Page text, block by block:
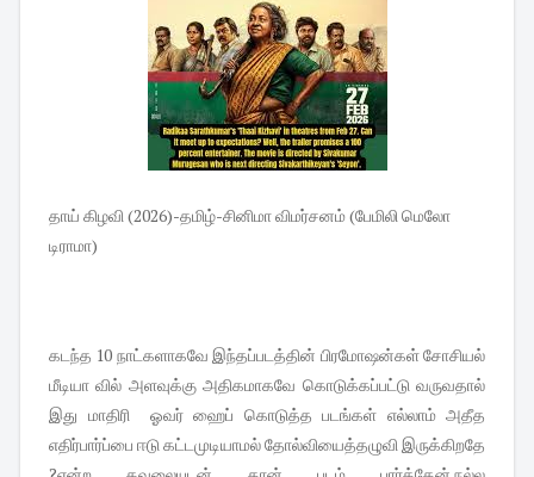
தாய் கிழவி (2026)-தமிழ்-சினிமா விமர்சனம் (பேமிலி மெலோ
டிராமா)
கடந்த 10 நாட்களாகவே இந்தப்படத்தின் பிரமோஷன்கள் சோசியல்
மீடியா வில் அளவுக்கு அதிகமாகவே கொடுக்கப்பட்டு வருவதால்
இது மாதிரி ஓவர் ஹைப் கொடுத்த படங்கள் எல்லாம் அதீத
எதிர்பார்ப்பை ஈடு கட்டமுடியாமல் தோல்வியைத்தழுவி இருக்கிறதே